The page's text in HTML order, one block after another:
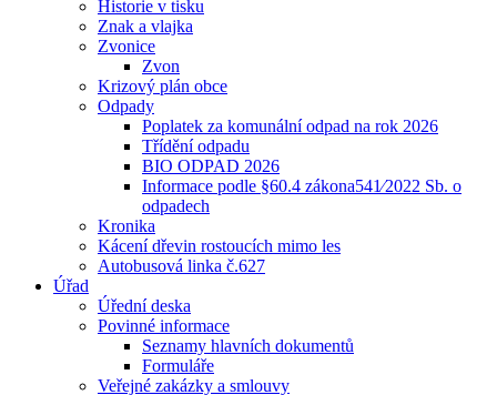
Historie v tisku
Znak a vlajka
Zvonice
Zvon
Krizový plán obce
Odpady
Poplatek za komunální odpad na rok 2026
Třídění odpadu
BIO ODPAD 2026
Informace podle §60.4 zákona541⁄2022 Sb. o
odpadech
Kronika
Kácení dřevin rostoucích mimo les
Autobusová linka č.627
Úřad
Úřední deska
Povinné informace
Seznamy hlavních dokumentů
Formuláře
Veřejné zakázky a smlouvy